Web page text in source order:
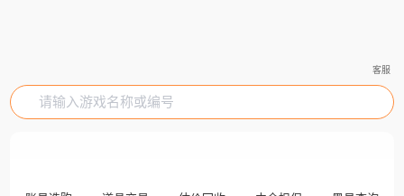
客服
请输入游戏名称或编号